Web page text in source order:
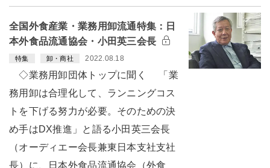
全国外食産業・業務用卸流通特集：日
本外食品流通協会・小田英三会長
特集 卸・商社 2022.08.18
◇業務用卸団体トップに聞く 「業
務用卸は合理化して、ランニングコス
トを下げる努力が必要。そのための決
め手はDX推進」と語る小田英三会長
（オーディエー会長兼東日本支社支社
長）に、日本外食品流通協会（外食